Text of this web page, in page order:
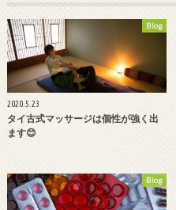
Blog
2020.5.23
タイ古式マッサージは個性が強く出
ます😊
Blog